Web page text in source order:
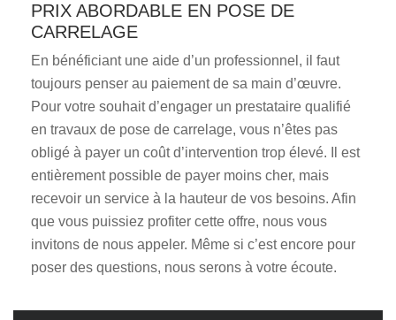
PRIX ABORDABLE EN POSE DE
CARRELAGE
En bénéficiant une aide d’un professionnel, il faut
toujours penser au paiement de sa main d’œuvre.
Pour votre souhait d’engager un prestataire qualifié
en travaux de pose de carrelage, vous n’êtes pas
obligé à payer un coût d’intervention trop élevé. Il est
entièrement possible de payer moins cher, mais
recevoir un service à la hauteur de vos besoins. Afin
que vous puissiez profiter cette offre, nous vous
invitons de nous appeler. Même si c’est encore pour
poser des questions, nous serons à votre écoute.